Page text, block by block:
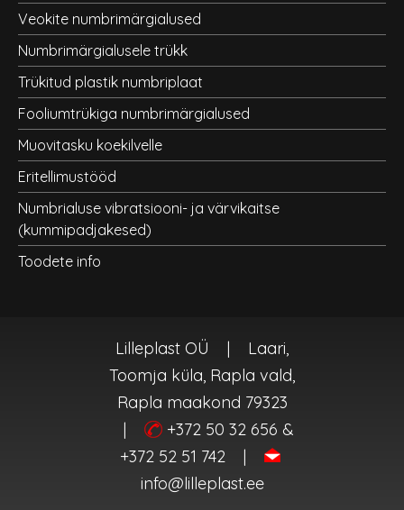
Veokite numbrimärgialused
Numbrimärgialusele trükk
Trükitud plastik numbriplaat
Fooliumtrükiga numbrimärgialused
Muovitasku koekilvelle
Eritellimustööd
Numbrialuse vibratsiooni- ja värvikaitse
(kummipadjakesed)
Toodete info
Lilleplast OÜ |
Laari,
Toomja küla, Rapla vald,
Rapla maakond 79323
|
+372 50 32 656 &
+372 52 51 742
|
info@lilleplast.ee